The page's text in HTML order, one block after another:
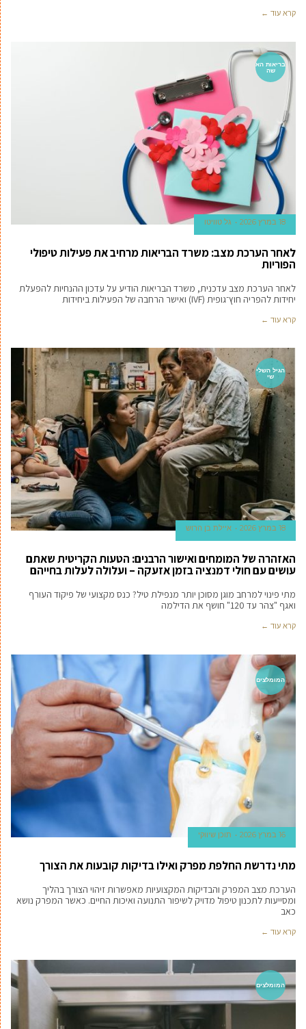
קרא עוד ←
בריאות הא
שה
18 במרץ 2026 גל טוויטו
לאחר הערכת מצב: משרד הבריאות מרחיב את פעילות טיפולי
הפוריות
לאחר הערכת מצב עדכנית, משרד הבריאות הודיע על עדכון ההנחיות להפעלת
יחידות להפריה חוץ־גופית (IVF) ואישר הרחבה של הפעילות ביחידות
קרא עוד ←
הגיל השלי
שי
18 במרץ 2026 איילת בן הרוש
האזהרה של המומחים ואישור הרבנים: הטעות הקריטית שאתם
עושים עם חולי דמנציה בזמן אזעקה – ועלולה לעלות בחייהם
מתי פינוי למרחב מוגן מסוכן יותר מנפילת טיל? כנס מקצועי של פיקוד העורף
ואגף "צהר עד 120" חושף את הדילמה
קרא עוד ←
המומלצים
16 במרץ 2026 תוכן שיווקי
מתי נדרשת החלפת מפרק ואילו בדיקות קובעות את הצורך
הערכת מצב המפרק והבדיקות המקצועיות מאפשרות זיהוי הצורך בהליך
ומסייעות לתכנון טיפול מדויק לשיפור התנועה ואיכות החיים. כאשר המפרק נושא
כאב
קרא עוד ←
המומלצים